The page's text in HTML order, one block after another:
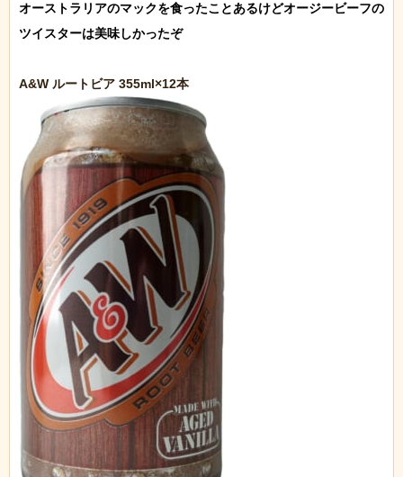
オーストラリアのマックを食ったことあるけどオージービーフの
ツイスターは美味しかったぞ